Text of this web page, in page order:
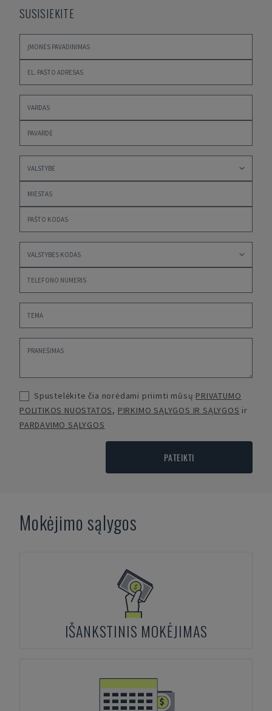
SUSISIEKITE
Spustelėkite čia norėdami priimti mūsų PRIVATUMO
POLITIKOS NUOSTATOS, PIRKIMO SĄLYGOS IR SĄLYGOS ir
PARDAVIMO SĄLYGOS
PATEIKTI
Mokėjimo sąlygos
IŠANKSTINIS MOKĖJIMAS